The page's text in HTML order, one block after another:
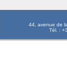
44, avenue de
Tél. :